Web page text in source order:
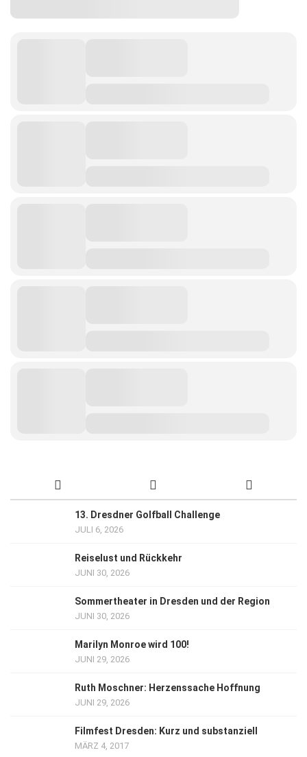
13. Dresdner Golfball Challenge
JULI 6, 2026
Reiselust und Rückkehr
JUNI 30, 2026
Sommertheater in Dresden und der Region
JUNI 30, 2026
Marilyn Monroe wird 100!
JUNI 29, 2026
Ruth Moschner: Herzenssache Hoffnung
JUNI 29, 2026
Filmfest Dresden: Kurz und substanziell
MÄRZ 4, 2017